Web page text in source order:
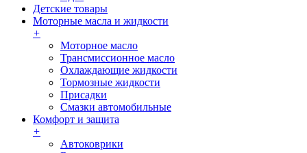
Детские товары
Моторные масла и жидкости
+
Моторное масло
Трансмиссионное масло
Охлаждающие жидкости
Тормозные жидкости
Присадки
Смазки автомобильные
Комфорт и защита
+
Автоковрики